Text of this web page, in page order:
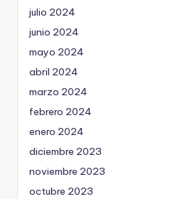
julio 2024
junio 2024
mayo 2024
abril 2024
marzo 2024
febrero 2024
enero 2024
diciembre 2023
noviembre 2023
octubre 2023